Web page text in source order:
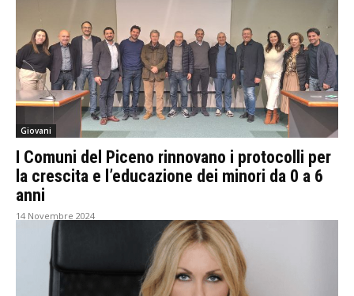
Giovani
I Comuni del Piceno rinnovano i protocolli per
la crescita e l’educazione dei minori da 0 a 6
anni
14 Novembre 2024